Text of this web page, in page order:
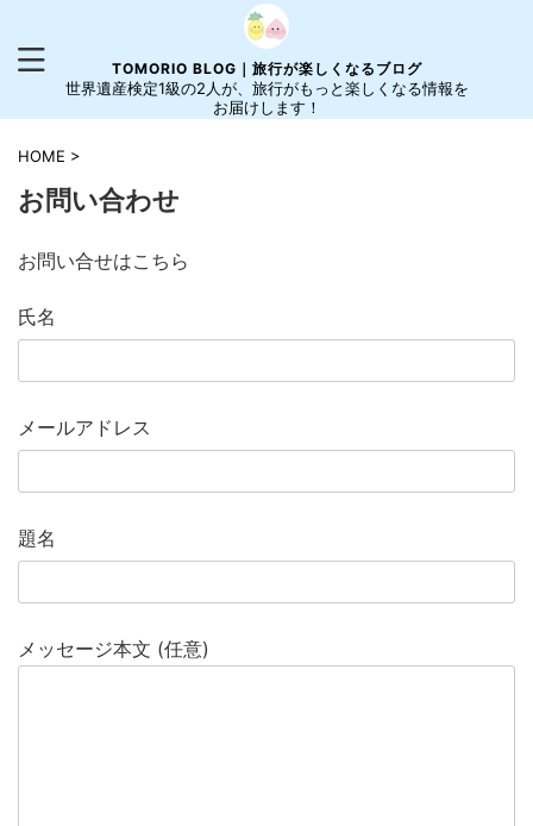
TOMORIO BLOG｜旅行が楽しくなるブログ
世界遺産検定1級の2人が、旅行がもっと楽しくなる情報を
お届けします！
HOME >
お問い合わせ
お問い合せはこちら
氏名
メールアドレス
題名
メッセージ本文 (任意)